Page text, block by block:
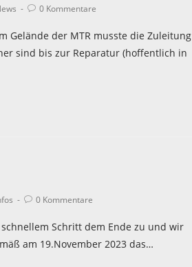
0 Kommentare
Gelände der MTR musste die Zuleitung
sind bis zur Reparatur (hoffentlich in
0 Kommentare
Schritt dem Ende zu und wir
am 19.November 2023 das…